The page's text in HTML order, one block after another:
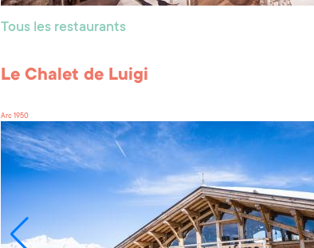
Tous les restaurants
Le Chalet de Luigi
Arc 1950